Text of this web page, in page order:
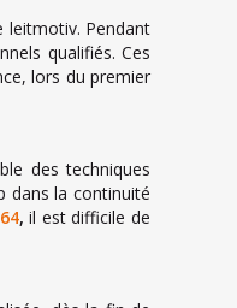
leitmotiv. Pendant
qualifiés. Ces
lors du premier
des techniques
dans la continuité
, il est difficile de